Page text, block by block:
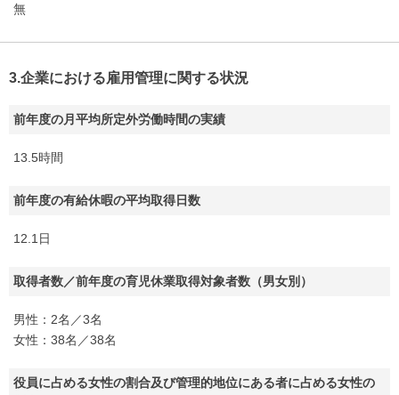
無
3.企業における雇用管理に関する状況
前年度の月平均所定外労働時間の実績
13.5時間
前年度の有給休暇の平均取得日数
12.1日
取得者数／前年度の育児休業取得対象者数（男女別）
男性：2名／3名
女性：38名／38名
役員に占める女性の割合及び管理的地位にある者に占める女性の